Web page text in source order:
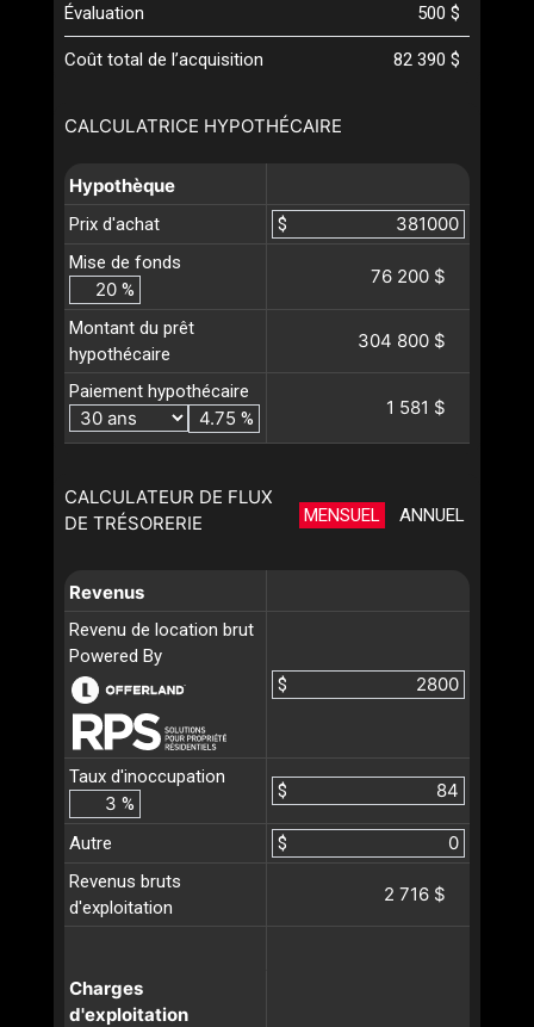
CALCULATRICE HYPOTHÉCAIRE
Hypothèque
Prix d'achat
$
Mise de fonds
%
76 200 $
Montant du prêt
hypothécaire
304 800 $
Paiement hypothécaire
%
1 581 $
CALCULATEUR DE FLUX
DE TRÉSORERIE
MENSUEL ANNUEL
Revenus
Revenu de location brut
Powered By
$
Taux d'inoccupation
%
$
Autre
$
Revenus bruts
d'exploitation
2 716 $
Charges
d'exploitation
Évaluation
500 $
Coût total de l’acquisition 82 390 $